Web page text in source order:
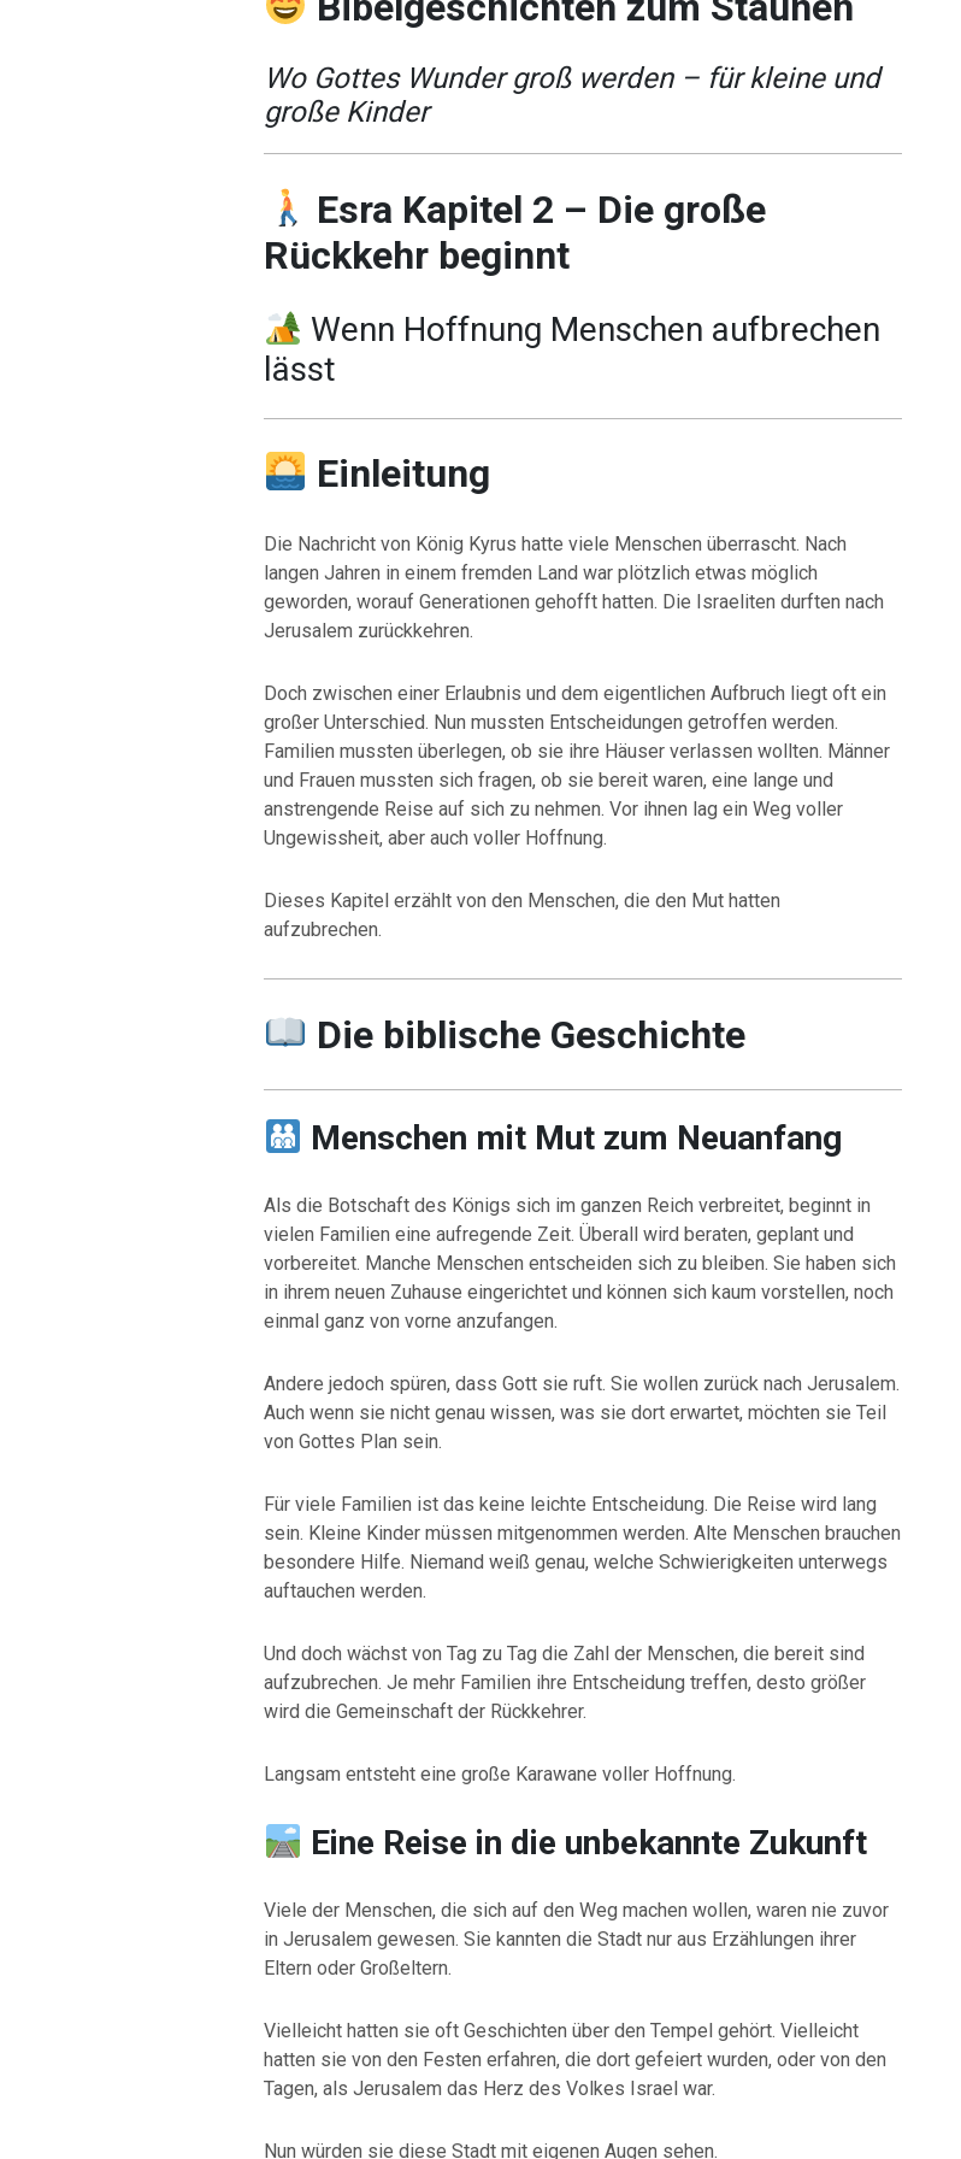
Wo Gottes Wunder groß werden – für kleine und
große Kinder
Esra Kapitel 2 – Die große
Rückkehr beginnt
Wenn Hoffnung Menschen aufbrechen
lässt
Einleitung
Die Nachricht von König Kyrus hatte viele Menschen überrascht. Nach
langen Jahren in einem fremden Land war plötzlich etwas möglich
geworden, worauf Generationen gehofft hatten. Die Israeliten durften nach
Jerusalem zurückkehren.
Doch zwischen einer Erlaubnis und dem eigentlichen Aufbruch liegt oft ein
großer Unterschied. Nun mussten Entscheidungen getroffen werden.
Familien mussten überlegen, ob sie ihre Häuser verlassen wollten. Männer
und Frauen mussten sich fragen, ob sie bereit waren, eine lange und
anstrengende Reise auf sich zu nehmen. Vor ihnen lag ein Weg voller
Ungewissheit, aber auch voller Hoffnung.
Dieses Kapitel erzählt von den Menschen, die den Mut hatten
aufzubrechen.
Die biblische Geschichte
Menschen mit Mut zum Neuanfang
Als die Botschaft des Königs sich im ganzen Reich verbreitet, beginnt in
vielen Familien eine aufregende Zeit. Überall wird beraten, geplant und
vorbereitet. Manche Menschen entscheiden sich zu bleiben. Sie haben sich
in ihrem neuen Zuhause eingerichtet und können sich kaum vorstellen, noch
einmal ganz von vorne anzufangen.
Andere jedoch spüren, dass Gott sie ruft. Sie wollen zurück nach Jerusalem.
Auch wenn sie nicht genau wissen, was sie dort erwartet, möchten sie Teil
von Gottes Plan sein.
Für viele Familien ist das keine leichte Entscheidung. Die Reise wird lang
sein. Kleine Kinder müssen mitgenommen werden. Alte Menschen brauchen
besondere Hilfe. Niemand weiß genau, welche Schwierigkeiten unterwegs
auftauchen werden.
Und doch wächst von Tag zu Tag die Zahl der Menschen, die bereit sind
aufzubrechen. Je mehr Familien ihre Entscheidung treffen, desto größer
wird die Gemeinschaft der Rückkehrer.
Langsam entsteht eine große Karawane voller Hoffnung.
Eine Reise in die unbekannte Zukunft
Viele der Menschen, die sich auf den Weg machen wollen, waren nie zuvor
in Jerusalem gewesen. Sie kannten die Stadt nur aus Erzählungen ihrer
Eltern oder Großeltern.
Vielleicht hatten sie oft Geschichten über den Tempel gehört. Vielleicht
hatten sie von den Festen erfahren, die dort gefeiert wurden, oder von den
Tagen, als Jerusalem das Herz des Volkes Israel war.
Nun würden sie diese Stadt mit eigenen Augen sehen.